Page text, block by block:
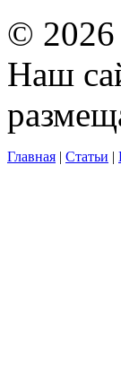
© 2026
Наш
Главная | Статьи |